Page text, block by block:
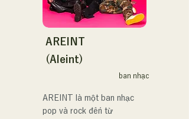
DJ、金鷲旗、山笠関連イベ
ント、地域イベント、
summit)、福岡市武道館オー
プニング記念イベント,結婚
式様々な分野で活動。
す。
アーティストの日本人父と
的に活動を行っている。
2025年11月22日にはファー
催。
Hãy cùng thưởng thức
những bài hát vui nhộn
nhưng cũng có phần u sầu
của họ dựa trên tiểu thuyết!
AREINT
(Aleint)
ban nhạc
AREINT là một ban nhạc
pop và rock đến từ